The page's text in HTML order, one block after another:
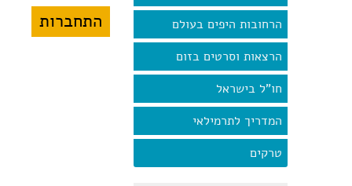
הרחובות היפים בעולם
הרצאות וסרטים בזום
חו"ל בישראל
המדריך לתרמילאי
טרקים